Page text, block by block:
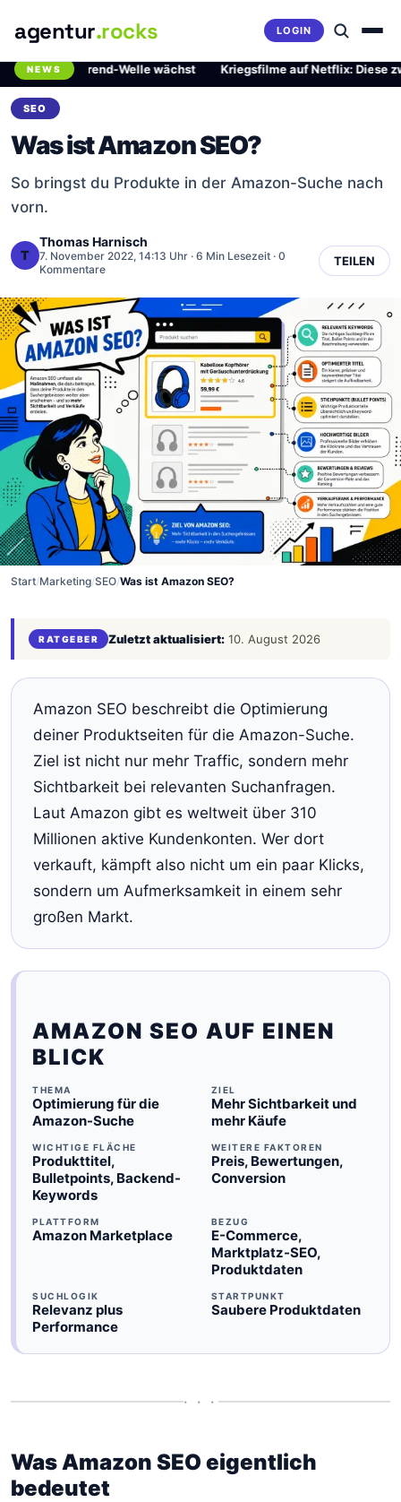
agentur.rocks LOGIN
NEWS
Breaking News Ticker
Trend-Welle wächst· Kriegsfilme auf Netflix: Diese zwei
SEO
Was ist Amazon SEO?
So bringst du Produkte in der Amazon-Suche nach
vorn.
T
Thomas Harnisch
7. November 2022, 14:13 Uhr · 6 Min Lesezeit · 0
Kommentare
TEILEN
Start/Marketing/SEO/Was ist Amazon SEO?
RATGEBER Zuletzt aktualisiert: 10. August 2026
Amazon SEO beschreibt die Optimierung
deiner Produktseiten für die Amazon-Suche.
Ziel ist nicht nur mehr Traffic, sondern mehr
Sichtbarkeit bei relevanten Suchanfragen.
Laut Amazon gibt es weltweit über 310
Millionen aktive Kundenkonten. Wer dort
verkauft, kämpft also nicht um ein paar Klicks,
sondern um Aufmerksamkeit in einem sehr
großen Markt.
AMAZON SEO AUF EINEN
BLICK
THEMA
Optimierung für die
Amazon-Suche
ZIEL
Mehr Sichtbarkeit und
mehr Käufe
WICHTIGE FLÄCHE
Produkttitel,
Bulletpoints, Backend-
Keywords
WEITERE FAKTOREN
Preis, Bewertungen,
Conversion
PLATTFORM
Amazon Marketplace
BEZUG
E-Commerce,
Marktplatz-SEO,
Produktdaten
SUCHLOGIK
Relevanz plus
Performance
STARTPUNKT
Saubere Produktdaten
• • •
Was Amazon SEO eigentlich
bedeutet